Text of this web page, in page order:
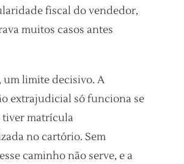
fiscal do vendedor,
muitos casos antes
um limite decisivo. A
extrajudicial só funciona se
tiver matrícula
no cartório. Sem
caminho não serve, e a